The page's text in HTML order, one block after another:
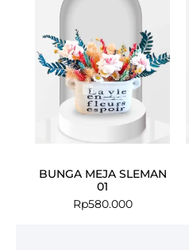
BUNGA MEJA SLEMAN
01
Rp580.000